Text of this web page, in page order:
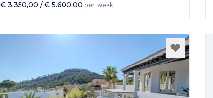
€ 3.350,00 / € 5.600,00 per week